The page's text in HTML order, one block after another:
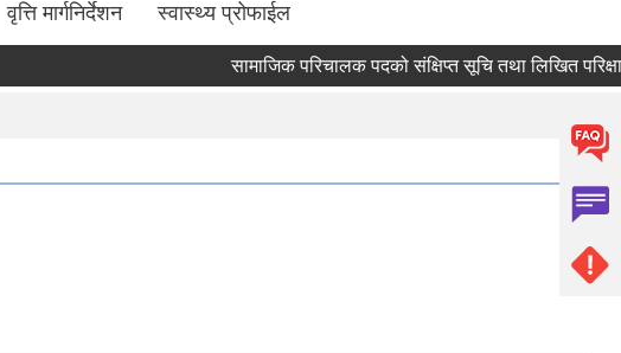
वृत्ति मार्गनिर्देशन स्वास्थ्य प्रोफाईल
सामाजिक परिचालक पदको संक्षिप्त सूचि तथा लिखित परिक्षा